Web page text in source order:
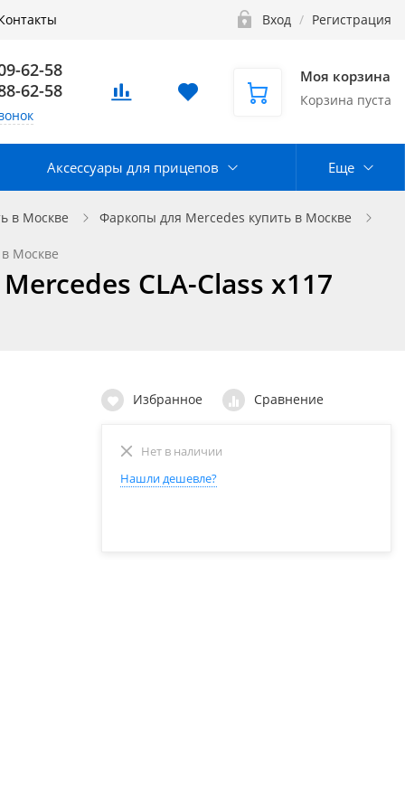
Вход / Регистрация
62-58
62-58
Моя корзина
Корзина пуста
Аксессуары для прицепов Еще
в Москве Фаркопы для Mercedes купить в Москве
Москве
СLA-Class x117
Избранное Сравнение
Нет в наличии
Нашли дешевле?